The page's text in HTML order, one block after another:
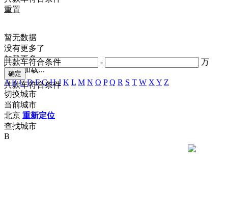
- 万
共款车符合条件
共款车符合条件
重置
暂无数据
没有更多了
加载更多
正在加载...
A B C D F G H J K L M N O P Q R S T W X Y Z
切换城市
当前城市
北京 重新定位
查找城市
B